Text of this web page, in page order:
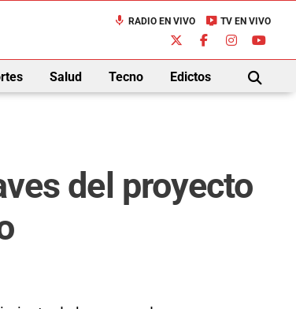
mic RADIO EN VIVO live_tv TV EN VIVO
Salud Tecno Edictos
BUSCAR
del proyecto